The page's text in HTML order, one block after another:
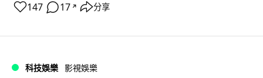
147 17 ↗ 分享
科技娛樂 影視娛樂